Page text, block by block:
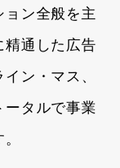
ン全般を主
通した広告
ン・マス、
タルで事業